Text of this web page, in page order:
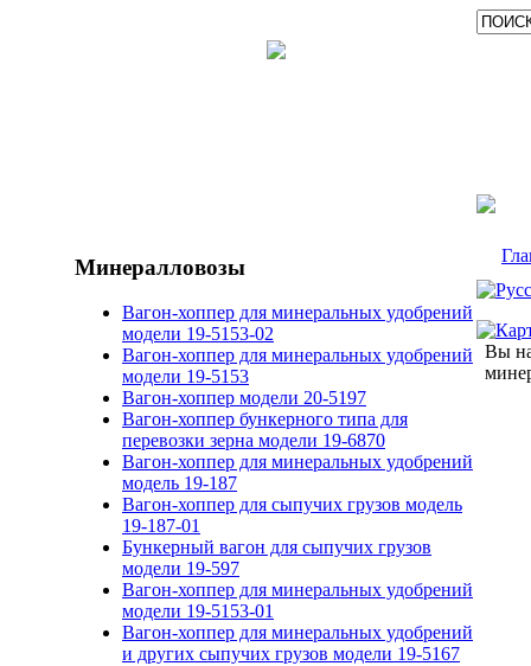
Минералловозы
Вагон-хоппер для минеральных удобрений
модели 19-5153-02
Вагон-хоппер для минеральных удобрений
модели 19-5153
Вагон-хоппер модели 20-5197
Вагон-хоппер бункерного типа для
перевозки зерна модели 19-6870
Вагон-хоппер для минеральных удобрений
модель 19-187
Вагон-хоппер для сыпучих грузов модель
19-187-01
Бункерный вагон для сыпучих грузов
модели 19-597
Вагон-хоппер для минеральных удобрений
модели 19-5153-01
Вагон-хоппер для минеральных удобрений
и других сыпучих грузов модели 19-5167
Вы